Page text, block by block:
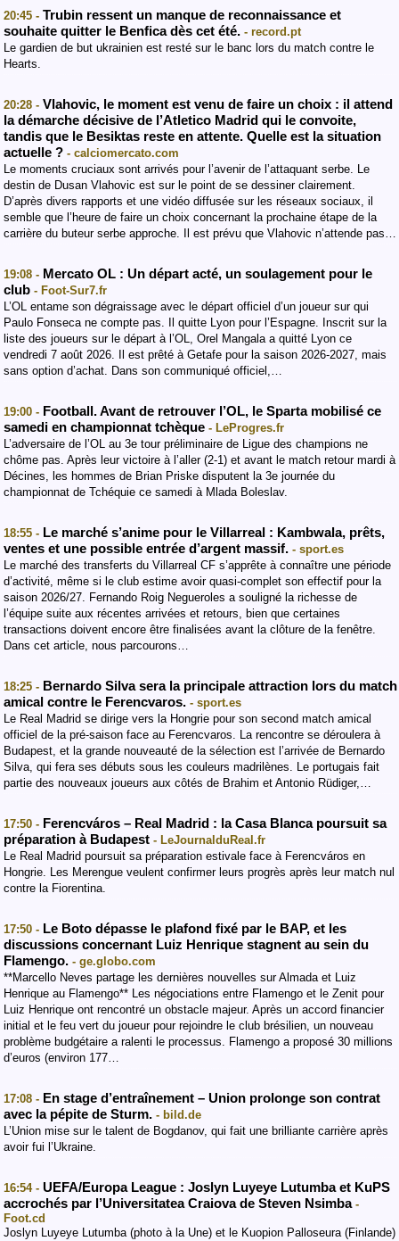
20:45 - Trubin ressent un manque de reconnaissance et
souhaite quitter le Benfica dès cet été. - record.pt
Le gardien de but ukrainien est resté sur le banc lors du match contre le
Hearts.
20:28 - Vlahovic, le moment est venu de faire un choix : il attend
la démarche décisive de l’Atletico Madrid qui le convoite,
tandis que le Besiktas reste en attente. Quelle est la situation
actuelle ? - calciomercato.com
Le moments cruciaux sont arrivés pour l’avenir de l’attaquant serbe. Le
destin de Dusan Vlahovic est sur le point de se dessiner clairement.
D’après divers rapports et une vidéo diffusée sur les réseaux sociaux, il
semble que l’heure de faire un choix concernant la prochaine étape de la
carrière du buteur serbe approche. Il est prévu que Vlahovic n’attende pas…
19:08 - Mercato OL : Un départ acté, un soulagement pour le
club - Foot-Sur7.fr
L’OL entame son dégraissage avec le départ officiel d’un joueur sur qui
Paulo Fonseca ne compte pas. Il quitte Lyon pour l’Espagne. Inscrit sur la
liste des joueurs sur le départ à l’OL, Orel Mangala a quitté Lyon ce
vendredi 7 août 2026. Il est prêté à Getafe pour la saison 2026-2027, mais
sans option d’achat. Dans son communiqué officiel,…
19:00 - Football. Avant de retrouver l’OL, le Sparta mobilisé ce
samedi en championnat tchèque - LeProgres.fr
L’adversaire de l’OL au 3e tour préliminaire de Ligue des champions ne
chôme pas. Après leur victoire à l’aller (2-1) et avant le match retour mardi à
Décines, les hommes de Brian Priske disputent la 3e journée du
championnat de Tchéquie ce samedi à Mlada Boleslav.
18:55 - Le marché s’anime pour le Villarreal : Kambwala, prêts,
ventes et une possible entrée d’argent massif. - sport.es
Le marché des transferts du Villarreal CF s’apprête à connaître une période
d’activité, même si le club estime avoir quasi-complet son effectif pour la
saison 2026/27. Fernando Roig Negueroles a souligné la richesse de
l’équipe suite aux récentes arrivées et retours, bien que certaines
transactions doivent encore être finalisées avant la clôture de la fenêtre.
Dans cet article, nous parcourons…
18:25 - Bernardo Silva sera la principale attraction lors du match
amical contre le Ferencvaros. - sport.es
Le Real Madrid se dirige vers la Hongrie pour son second match amical
officiel de la pré-saison face au Ferencvaros. La rencontre se déroulera à
Budapest, et la grande nouveauté de la sélection est l’arrivée de Bernardo
Silva, qui fera ses débuts sous les couleurs madrilènes. Le portugais fait
partie des nouveaux joueurs aux côtés de Brahim et Antonio Rüdiger,…
17:50 - Ferencváros – Real Madrid : la Casa Blanca poursuit sa
préparation à Budapest - LeJournalduReal.fr
Le Real Madrid poursuit sa préparation estivale face à Ferencváros en
Hongrie. Les Merengue veulent confirmer leurs progrès après leur match nul
contre la Fiorentina.
17:50 - Le Boto dépasse le plafond fixé par le BAP, et les
discussions concernant Luiz Henrique stagnent au sein du
Flamengo. - ge.globo.com
**Marcello Neves partage les dernières nouvelles sur Almada et Luiz
Henrique au Flamengo** Les négociations entre Flamengo et le Zenit pour
Luiz Henrique ont rencontré un obstacle majeur. Après un accord financier
initial et le feu vert du joueur pour rejoindre le club brésilien, un nouveau
problème budgétaire a ralenti le processus. Flamengo a proposé 30 millions
d’euros (environ 177…
17:08 - En stage d’entraînement – Union prolonge son contrat
avec la pépite de Sturm. - bild.de
L’Union mise sur le talent de Bogdanov, qui fait une brilliante carrière après
avoir fui l’Ukraine.
16:54 - UEFA/Europa League : Joslyn Luyeye Lutumba et KuPS
accrochés par l’Universitatea Craiova de Steven Nsimba -
Foot.cd
Joslyn Luyeye Lutumba (photo à la Une) et le Kuopion Palloseura (Finlande)